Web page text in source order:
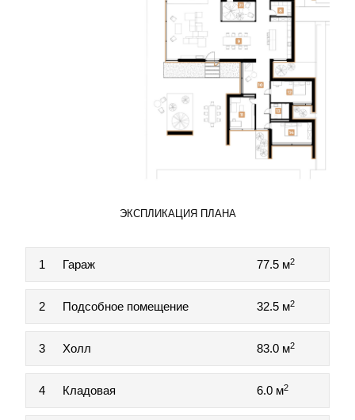
ЭКСПЛИКАЦИЯ ПЛАНА
1 Гараж 77.5 м2
2 Подсобное помещение 32.5 м2
3 Холл 83.0 м2
4 Кладовая 6.0 м2